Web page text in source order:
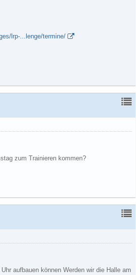
lrp-...lenge/termine/
zum Trainieren kommen?
aufbauen können Werden wir die Halle am